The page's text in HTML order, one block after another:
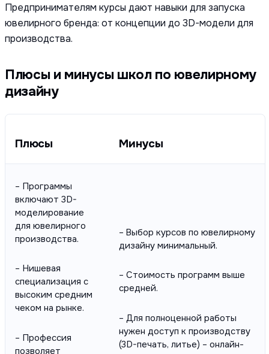
Предпринимателям курсы дают навыки для запуска
ювелирного бренда: от концепции до 3D-модели для
производства.
Плюсы и минусы школ по ювелирному
дизайну
Плюсы Минусы
– Программы
включают 3D-
моделирование
для ювелирного
производства.
– Нишевая
специализация с
высоким средним
чеком на рынке.
– Профессия
позволяет
– Выбор курсов по ювелирному
дизайну минимальный.
– Стоимость программ выше
средней.
– Для полноценной работы
нужен доступ к производству
(3D-печать, литье) – онлайн-